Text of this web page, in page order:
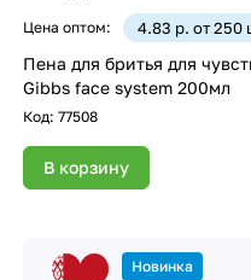
Цена оптом: 4.83 р. от 250
Пена для бритья для
Gibbs face system 200мл
Код: 77508
В корзину
Новинка